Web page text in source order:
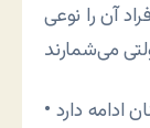
آن را نوعی